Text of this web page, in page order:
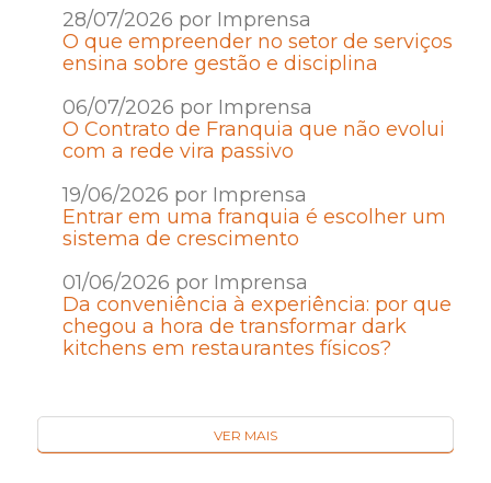
28/07/2026 por Imprensa
O que empreender no setor de serviços
ensina sobre gestão e disciplina
06/07/2026 por Imprensa
O Contrato de Franquia que não evolui
com a rede vira passivo
19/06/2026 por Imprensa
Entrar em uma franquia é escolher um
sistema de crescimento
01/06/2026 por Imprensa
Da conveniência à experiência: por que
chegou a hora de transformar dark
kitchens em restaurantes físicos?
VER MAIS